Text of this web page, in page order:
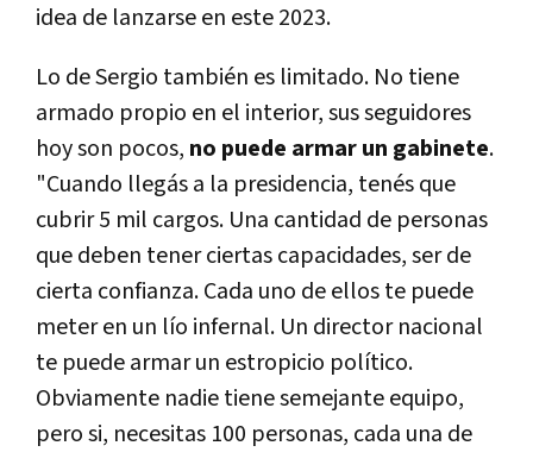
idea de lanzarse en este 2023.
Lo de Sergio también es limitado. No tiene
armado propio en el interior, sus seguidores
hoy son pocos, no puede armar un gabinete.
"Cuando llegás a la presidencia, tenés que
cubrir 5 mil cargos. Una cantidad de personas
que deben tener ciertas capacidades, ser de
cierta confianza. Cada uno de ellos te puede
meter en un lío infernal. Un director nacional
te puede armar un estropicio político.
Obviamente nadie tiene semejante equipo,
pero si, necesitas 100 personas, cada una de